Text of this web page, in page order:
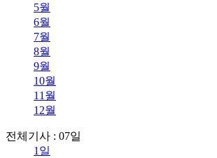
5월
6월
7월
8월
9월
10월
11월
12월
전체기사 : 07일
1일